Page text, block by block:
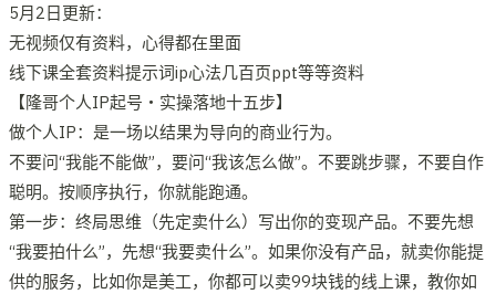
5月2日更新：
无视频仅有资料，心得都在里面
线下课全套资料提示词ip心法几百页ppt等等资料
【隆哥个人IP起号・实操落地十五步】
做个人IP：是一场以结果为导向的商业行为。
不要问“我能不能做”，要问“我该怎么做”。不要跳步骤，不要自作
聪明。按顺序执行，你就能跑通。
第一步：终局思维（先定卖什么）写出你的变现产品。不要先想
“我要拍什么”，先想“我要卖什么”。如果你没有产品，就卖你能提
供的服务，比如你是美工，你都可以卖99块钱的线上课，教你如